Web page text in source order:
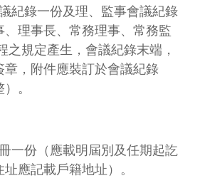
紀錄一份及理、監事會議紀錄
、理事長、常務理事、常務監
之規定產生，會議紀錄末端，
章，附件應裝訂於會議紀錄
。
一份（應載明屆別及任期起訖
應記載戶籍地址）。